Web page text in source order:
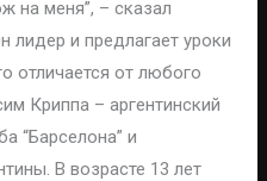
на меня”, – сказал
лидер и предлагает уроки
отличается от любого
Криппа – аргентинский
“Барселона” и
В возрасте 13 лет